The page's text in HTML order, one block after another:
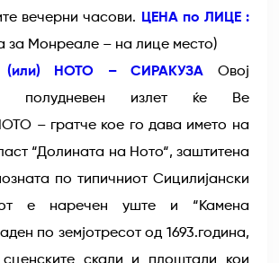
вечерни часови. ЦЕНА по ЛИЦЕ :
за Монреале – на лице место)
НОТО – СИРАКУЗА Овој
полудневен излет ќе Ве
– гратче кое го дава името на
“Долината на Ното“, заштитена
по типичниот Сицилијански
е наречен уште и “Камена
по земјотресот од 1693.година,